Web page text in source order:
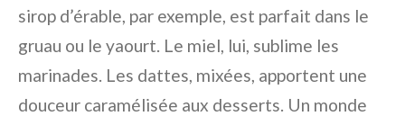
sirop d’érable, par exemple, est parfait dans le
gruau ou le yaourt. Le miel, lui, sublime les
marinades. Les dattes, mixées, apportent une
douceur caramélisée aux desserts. Un monde